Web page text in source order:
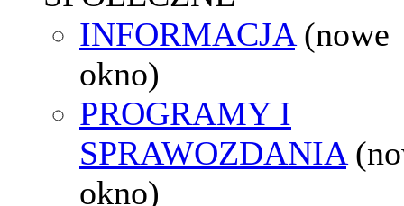
INFORMACJA (nowe
okno)
PROGRAMY I
SPRAWOZDANIA
okno)